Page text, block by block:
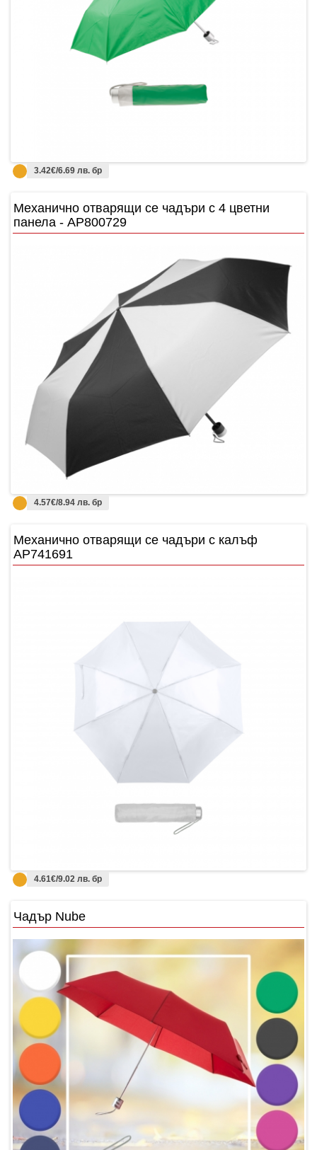
3.42€/6.69 лв. бр
Механично отварящи се чадъри с 4 цветни
панела - АР800729
4.57€/8.94 лв. бр
Механично отварящи се чадъри с калъф
AP741691
4.61€/9.02 лв. бр
Чадър Nube